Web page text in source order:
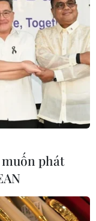
muốn phát